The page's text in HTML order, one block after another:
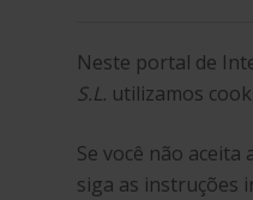
Neste portal de
S.L. utilizamos
Se você não aceita
siga as instruções